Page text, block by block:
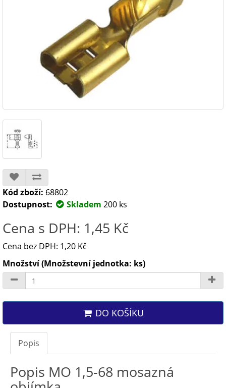
Kód zboží: 68802
Dostupnost:
Skladem 200 ks
Cena s DPH: 1,45 Kč
Cena bez DPH: 1,20 Kč
Množství (Množstevní jednotka: ks)
DO KOŠÍKU
Popis
Popis MO 1,5-68 mosazná